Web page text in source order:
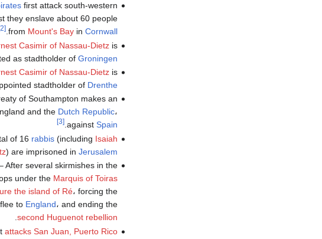
first attack south-western
they enslave about 60 people
from Mount's Bayin Cornwall
.
[2]
Casimir of Nassau-Dietzis
as stadtholder of Groningen
Casimir of Nassau-Dietzis
stadtholder of Drenthe
of Southampton makes an
and the Dutch Republic،
against Spain
.
[3]
of 16 rabbis(including Isaiah
) are imprisoned in Jerusalem
After several skirmishes in the
under the Marquis of Toiras
the island of Ré، forcing the
to England، and ending the
second Huguenot rebellion
attacks San Juan, Puerto Rico